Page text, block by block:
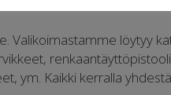
Valikoimastamme löytyy
ym. Kaikki kerralla